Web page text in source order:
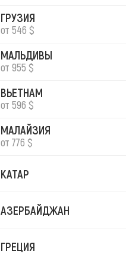
ГРУЗИЯ
от 546 $
МАЛЬДИВЫ
от 955 $
ВЬЕТНАМ
от 596 $
МАЛАЙЗИЯ
от 776 $
КАТАР
АЗЕРБАЙДЖАН
ГРЕЦИЯ